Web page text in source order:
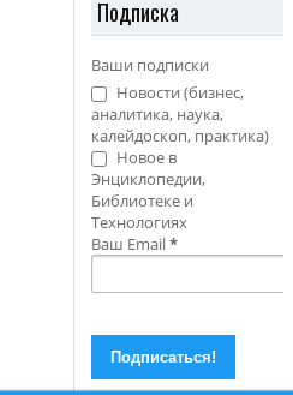
Подписка
Ваши подписки
Новости (бизнес,
аналитика, наука,
калейдоскоп, практика)
Новое в
Энциклопедии,
Библиотеке и
Технологиях
Ваш Email*